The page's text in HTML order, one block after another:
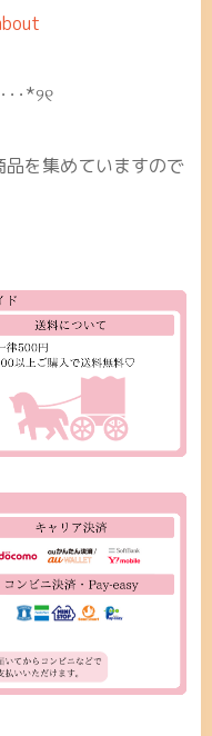
･･*୨୧
を集めていますので